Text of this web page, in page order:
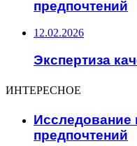
предпочтений
12.02.2026
Экспертиза
ИНТЕРЕСНОЕ
Исследование
предпочтений